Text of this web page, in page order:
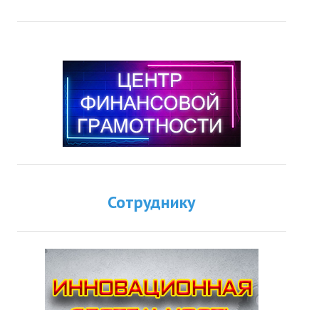
Сотруднику